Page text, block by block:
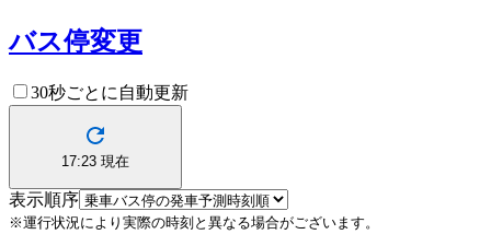
バス停変更
30秒ごとに自動更新
17:23 現在
表示順序
※運行状況により実際の時刻と異なる場合がございます。